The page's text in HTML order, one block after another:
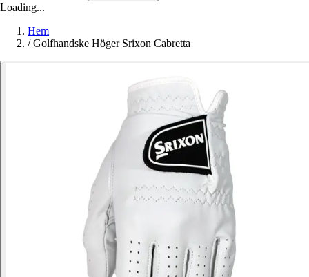
Loading...
Hem
/ Golfhandske Höger Srixon Cabretta